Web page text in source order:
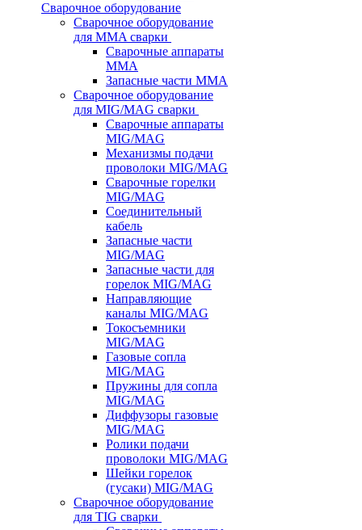
Сварочное оборудование
Сварочное оборудование
для MMA сварки
Сварочные аппараты
MMA
Запасные части MMA
Сварочное оборудование
для MIG/MAG сварки
Сварочные аппараты
MIG/MAG
Механизмы подачи
проволоки MIG/MAG
Сварочные горелки
MIG/MAG
Соединительный
кабель
Запасные части
MIG/MAG
Запасные части для
горелок MIG/MAG
Направляющие
каналы MIG/MAG
Токосъемники
MIG/MAG
Газовые сопла
MIG/MAG
Пружины для сопла
MIG/MAG
Диффузоры газовые
MIG/MAG
Ролики подачи
проволоки MIG/MAG
Шейки горелок
(гусаки) MIG/MAG
Сварочное оборудование
для TIG сварки